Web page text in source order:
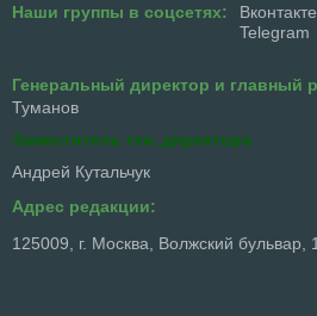
Наши группы в соцсетях: Вконтакте
Telegram
Генеральный директор и главный
Туманов
Заместитель ген. директора
Андрей Кутальчук
Адрес редакции:
125009, г. Москва, Волжский бульвар,